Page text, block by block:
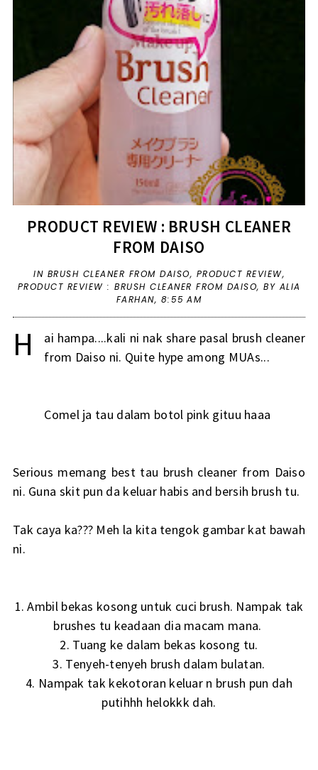
PRODUCT REVIEW : BRUSH CLEANER
FROM DAISO
IN BRUSH CLEANER FROM DAISO, PRODUCT REVIEW,
PRODUCT REVIEW : BRUSH CLEANER FROM DAISO, BY ALIA
FARHAN, 8:55 AM
H
ai hampa....kali ni nak share pasal brush cleaner
from Daiso ni. Quite hype among MUAs...
Comel ja tau dalam botol pink gituu haaa
Serious memang best tau brush cleaner from Daiso
ni. Guna skit pun da keluar habis and bersih brush tu.
Tak caya ka??? Meh la kita tengok gambar kat bawah
ni.
1. Ambil bekas kosong untuk cuci brush. Nampak tak
brushes tu keadaan dia macam mana.
2. Tuang ke dalam bekas kosong tu.
3. Tenyeh-tenyeh brush dalam bulatan.
4. Nampak tak kekotoran keluar n brush pun dah
putihhh helokkk dah.